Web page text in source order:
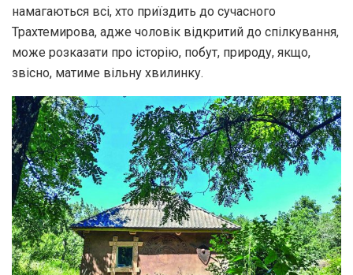
намагаються всі, хто приїздить до сучасного
Трахтемирова, адже чоловік відкритий до спілкування,
може розказати про історію, побут, природу, якщо,
звісно, матиме вільну хвилинку.